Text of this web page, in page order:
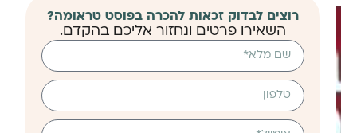
רוצים לבדוק זכאות להכרה בפוסט טראומה?
השאירו פרטים ונחזור אליכם בהקדם.